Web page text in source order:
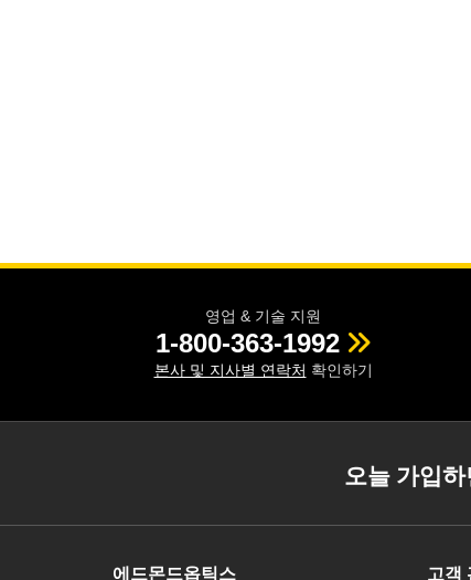
영업 & 기술 지원
1-800-363-1992
본사 및 지사별 연락처 확인하기
오늘 가입하
에드몬드옵틱스 고객